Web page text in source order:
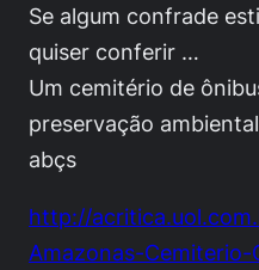
Se algum confrade
quiser conferir …
Um cemitério de
preservação
abçs
http://
Amazonas-